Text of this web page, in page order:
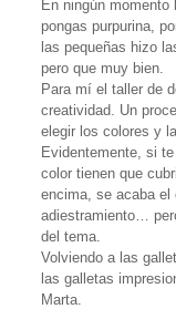
En ningún momento
pongas purpurina,
las pequeñas hizo
pero que muy bien.
Para mí el taller de
creatividad. Un
elegir los colores y
Evidentemente, si
color tienen que
encima, se acaba el
adiestramiento…
del tema.
Volviendo a las
las galletas
Marta.